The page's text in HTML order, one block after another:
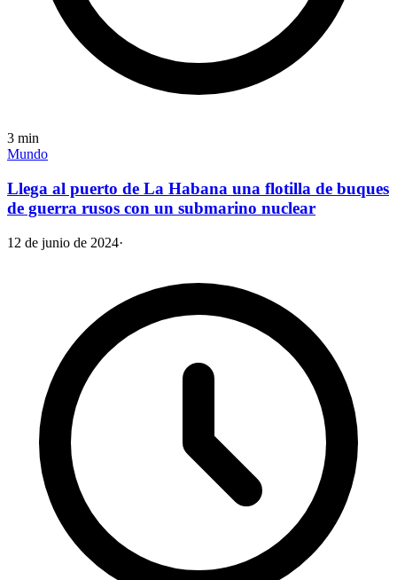
3 min
Mundo
Llega al puerto de La Habana una flotilla de buques
de guerra rusos con un submarino nuclear
12 de junio de 2024·